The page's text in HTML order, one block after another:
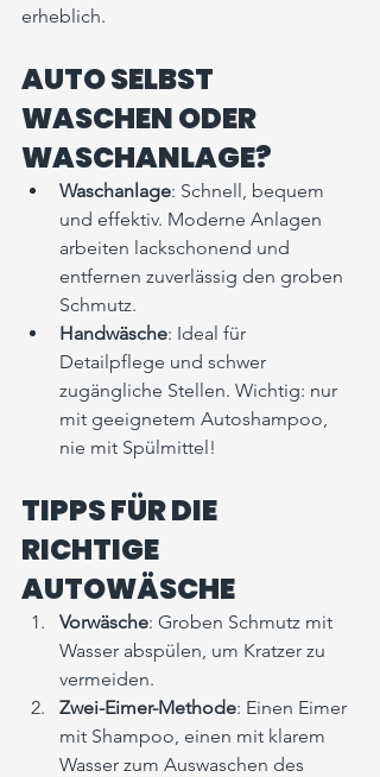
erheblich.
AUTO SELBST
WASCHEN ODER
WASCHANLAGE?
Waschanlage: Schnell, bequem
und effektiv. Moderne Anlagen
arbeiten lackschonend und
entfernen zuverlässig den groben
Schmutz.
Handwäsche: Ideal für
Detailpflege und schwer
zugängliche Stellen. Wichtig: nur
mit geeignetem Autoshampoo,
nie mit Spülmittel!
TIPPS FÜR DIE
RICHTIGE
AUTOWÄSCHE
Vorwäsche: Groben Schmutz mit
Wasser abspülen, um Kratzer zu
vermeiden.
Zwei-Eimer-Methode: Einen Eimer
mit Shampoo, einen mit klarem
Wasser zum Auswaschen des